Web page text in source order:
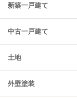
新築一戸建て
中古一戸建て
土地
外壁塗装